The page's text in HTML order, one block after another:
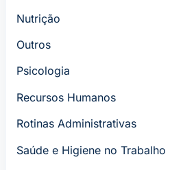
Nutrição
Outros
Psicologia
Recursos Humanos
Rotinas Administrativas
Saúde e Higiene no Trabalho